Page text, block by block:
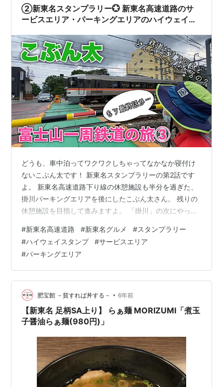
げたものではなく、生そばから茹でる形だ。そ…
②新東名スタンプラリー💮 新東名高速道路のサ
ービスエリア・パーキングエリアのハイウェイス
どうも、車中泊ってワクワクしちゃってなかなか寝付け
ないこぶん太です！ 新東名スタンプラリーの第2話です
よ。 新東名高速道路下り線の休憩施設も半分を過ぎた、
掛川パーキングエリアを後にしたこぶん太さん。 残りの
休憩施設を目指して進みますよ。 「掛川」の次にやって
で、地元のお茶を使った抹茶メニューが美味しいです
よ。 しっかりとしたお茶の苦味を感じる濃厚で爽やかな
スイーツが揃ってます。 さて、それでは遠州森町のハイ
ウェイスタンプを押しましょう！ っと…あれれ？ コレは
ハイウェイスタンプではなさそうですね…💦 そう、この
ハイウェイスタンプ、大きな休憩施…
#新東名高速道路 #新東名グルメ #スタンプラリー
#ハイウェイスタンプ #サービスエリア
#パーキングエリア
肥宝館 －貧すれば丼する－ • 6年前
【新東名 足柄SA上り】 らぁ麺 MORIZUMI「煮玉
子醤油らぁ麺(980円)」